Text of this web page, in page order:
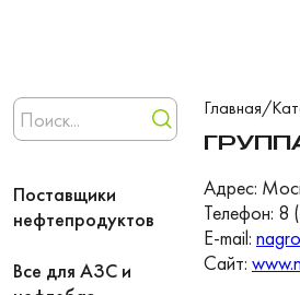
Поставщики
нефтепродуктов
Все для АЗС и
Главная/
Адрес:
Телефон:
E-mail:
Сайт: